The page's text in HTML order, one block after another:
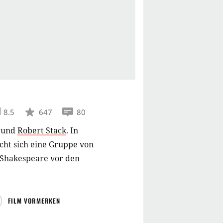
8.5 647 80
Robert Stack. In
sich eine Gruppe von
vor den
FILM VORMERKEN